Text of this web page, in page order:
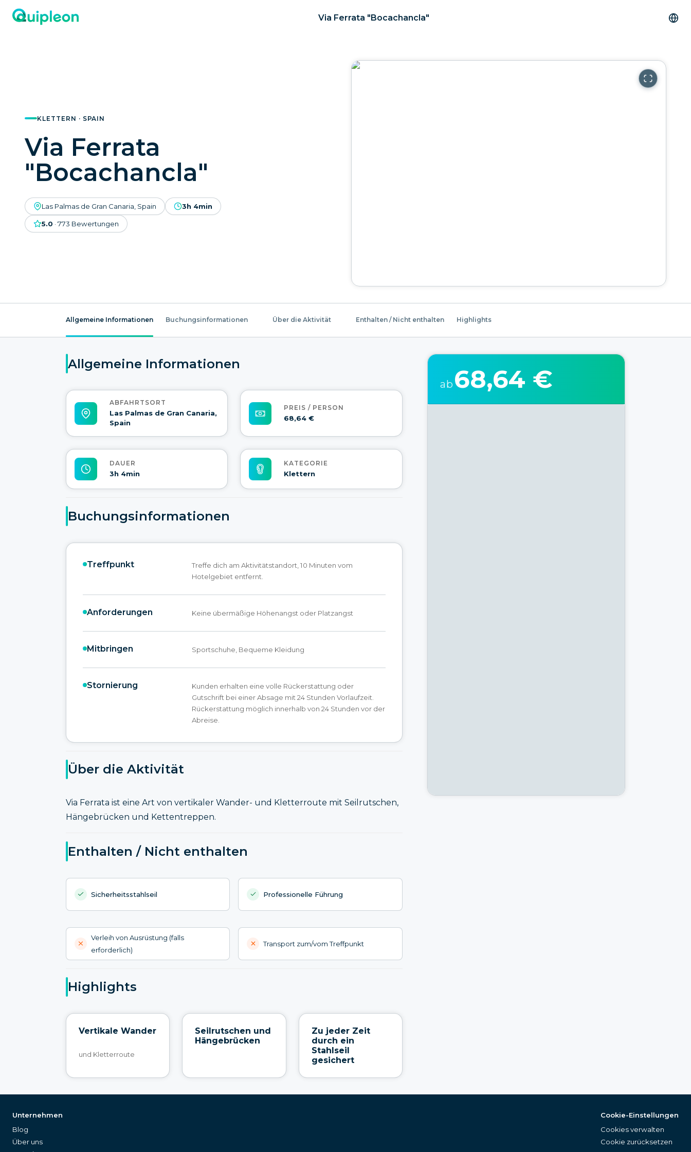
Via Ferrata "Bocachancla"
KLETTERN · SPAIN
Via Ferrata
"Bocachancla"
Las Palmas de Gran Canaria, Spain 3h 4min
5.0 · 773 Bewertungen
Allgemeine Informationen Buchungsinformationen Über die Aktivität Enthalten / Nicht enthalten Highlights
Allgemeine Informationen
ABFAHRTSORT
Las Palmas de Gran Canaria,
Spain
PREIS / PERSON
68,64 €
DAUER
3h 4min
KATEGORIE
Klettern
Buchungsinformationen
Treffpunkt
Treffe dich am Aktivitätstandort, 10 Minuten vom
Hotelgebiet entfernt.
Anforderungen Keine übermäßige Höhenangst oder Platzangst
Mitbringen Sportschuhe, Bequeme Kleidung
Stornierung
Kunden erhalten eine volle Rückerstattung oder
Gutschrift bei einer Absage mit 24 Stunden Vorlaufzeit.
Rückerstattung möglich innerhalb von 24 Stunden vor der
Abreise.
Über die Aktivität
Via Ferrata ist eine Art von vertikaler Wander- und Kletterroute mit Seilrutschen,
Hängebrücken und Kettentreppen.
Enthalten / Nicht enthalten
Sicherheitsstahlseil Professionelle Führung
Verleih von Ausrüstung (falls
erforderlich)
Transport zum/vom Treffpunkt
Highlights
Vertikale Wander
und Kletterroute
Seilrutschen und
Hängebrücken
Zu jeder Zeit
durch ein
Stahlseil
gesichert
ab 68,64 €
Unternehmen
Blog
Über uns
Cookie-Einstellungen
Cookies verwalten
Cookie zurücksetzen